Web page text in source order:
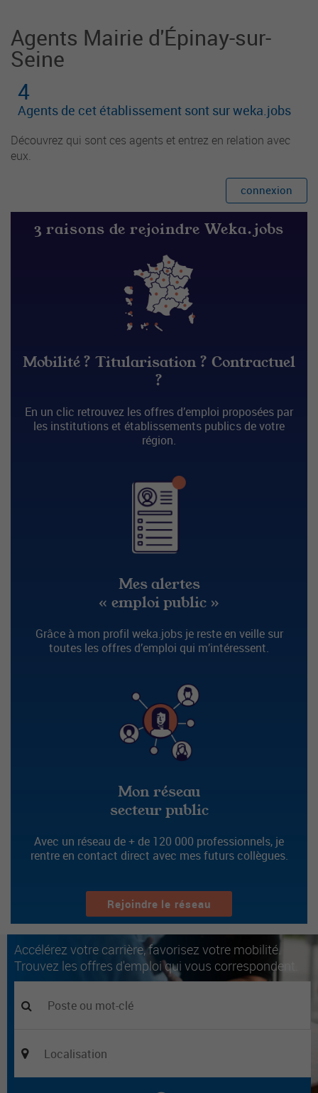
Agents Mairie d'Épinay-sur-
Seine
4
Agents de cet établissement sont sur weka.jobs
Découvrez qui sont ces agents et entrez en relation avec
eux.
connexion
3 raisons de rejoindre Weka.jobs
Mobilité ? Titularisation ? Contractuel
?
En un clic retrouvez les offres d’emploi proposées par
les institutions et établissements publics de votre
région.
Mes alertes
« emploi public »
Grâce à mon profil weka.jobs je reste en veille sur
toutes les offres d’emploi qui m’intéressent.
Mon réseau
secteur public
Avec un réseau de + de 120 000 professionnels, je
rentre en contact direct avec mes futurs collègues.
Rejoindre le réseau
Accélérez votre carrière, favorisez votre mobilité.
Trouvez les offres d'emploi qui vous correspondent.